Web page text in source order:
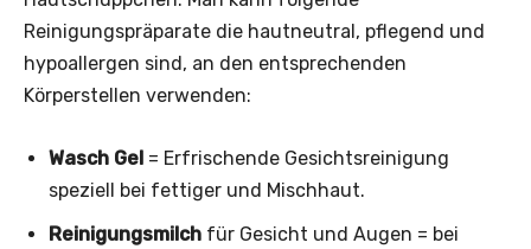
Reinigungspräparate die hautneutral, pflegend und
hypoallergen sind, an den entsprechenden
Körperstellen verwenden:
Wasch Gel = Erfrischende Gesichtsreinigung
speziell bei fettiger und Mischhaut.
Reinigungsmilch für Gesicht und Augen = bei